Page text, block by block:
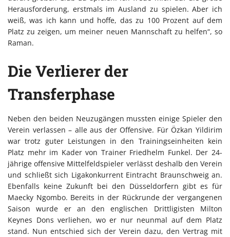
Herausforderung, erstmals im Ausland zu spielen. Aber ich
weiß, was ich kann und hoffe, das zu 100 Prozent auf dem
Platz zu zeigen, um meiner neuen Mannschaft zu helfen“, so
Raman.
Die Verlierer der
Transferphase
Neben den beiden Neuzugängen mussten einige Spieler den
Verein verlassen – alle aus der Offensive. Für Özkan Yildirim
war trotz guter Leistungen in den Trainingseinheiten kein
Platz mehr im Kader von Trainer Friedhelm Funkel. Der 24-
jährige offensive Mittelfeldspieler verlässt deshalb den Verein
und schließt sich Ligakonkurrent Eintracht Braunschweig an.
Ebenfalls keine Zukunft bei den Düsseldorfern gibt es für
Maecky Ngombo. Bereits in der Rückrunde der vergangenen
Saison wurde er an den englischen Drittligisten Milton
Keynes Dons verliehen, wo er nur neunmal auf dem Platz
stand. Nun entschied sich der Verein dazu, den Vertrag mit